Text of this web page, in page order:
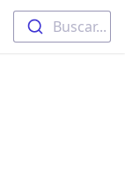
Buscar...